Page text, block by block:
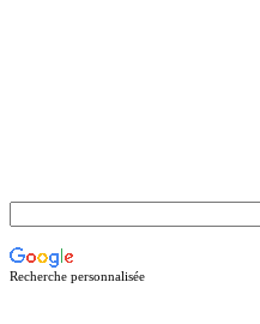
Recherche personnalisée